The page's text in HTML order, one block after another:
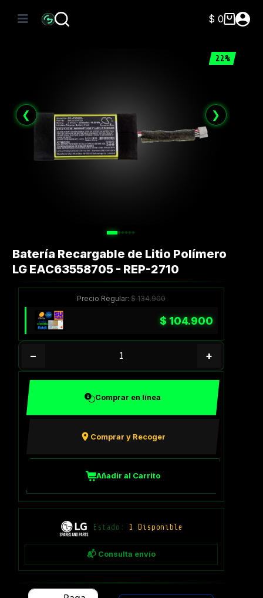
Carro
$ 0
22%
❮ ❯
Batería Recargable de Litio Polímero
LG EAC63558705 - REP-2710
Precio Regular:$134.900
$ 104.900
− +
Comprar en línea
Comprar y Recoger
Añadir al Carrito
Estado: 1 Disponible
📬 Consulta envío